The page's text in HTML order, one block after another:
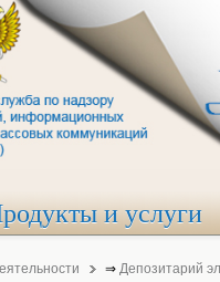
и услуги
⇒ Депозитарий